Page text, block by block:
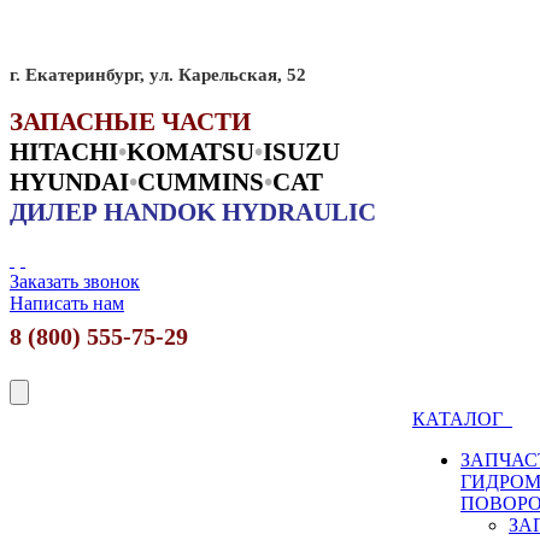
г. Екатеринбург, ул. Карельская, 52
ЗАПАСНЫЕ ЧАСТИ
HITACHI•KOMATSU•ISUZU
HYUNDAI•CUMMINS•CAT
ДИЛЕР HANDOK HYDRAULIC
Заказать звонок
Написать нам
8 (800) 555-75-29
КАТАЛОГ